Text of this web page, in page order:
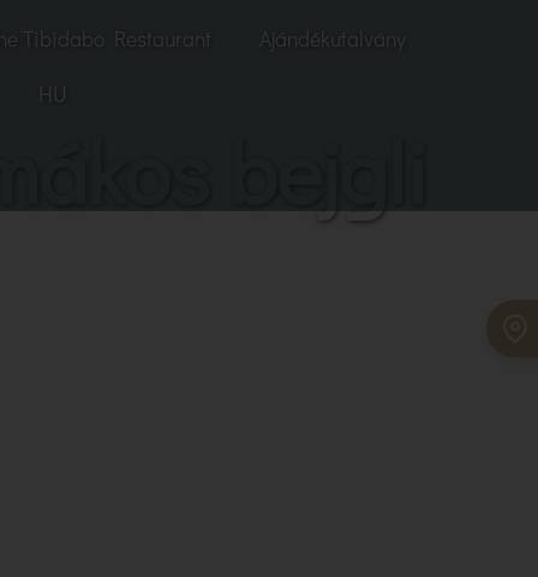
Tibidabo Restaurant
Ajándékutalvány
HU